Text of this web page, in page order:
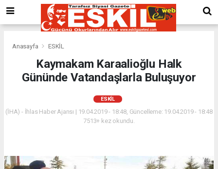
Anasayfa ESKİL
Kaymakam Karaalioğlu Halk
Gününde Vatandaşlarla Buluşuyor
ESKİL
(İHA) - İhlas Haber Ajansı | 19.04.2019 - 18:48, Güncelleme: 19.04.2019 - 18:48
7513+ kez okundu.